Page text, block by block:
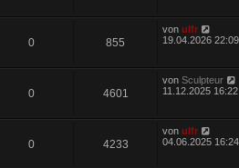
0 855
von ulfr
19.04.2026 22:09
0 4601
von Sculpteur
11.12.2025 16:22
0 4233
von ulfr
04.06.2025 16:24